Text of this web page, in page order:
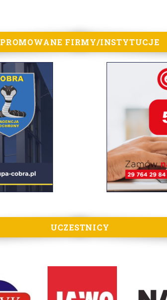
PROMOWANE FIRMY/INSTYTUCJE
UCZESTNICY